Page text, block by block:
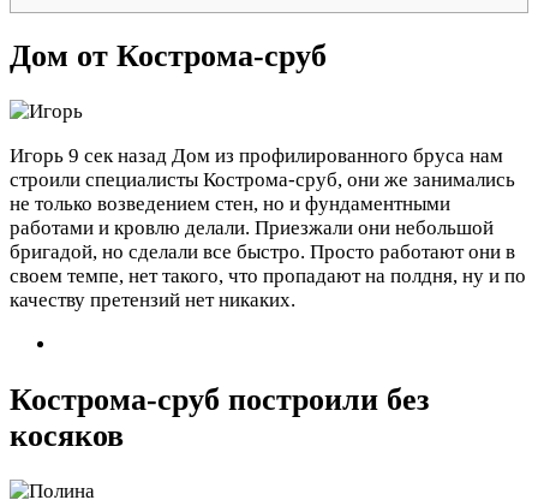
Дом от Кострома-сруб
Игорь 9 сек назад Дом из профилированного бруса нам
строили специалисты Кострома-сруб, они же занимались
не только возведением стен, но и фундаментными
работами и кровлю делали. Приезжали они небольшой
бригадой, но сделали все быстро. Просто работают они в
своем темпе, нет такого, что пропадают на полдня, ну и по
качеству претензий нет никаких.
Кострома-сруб построили без
косяков